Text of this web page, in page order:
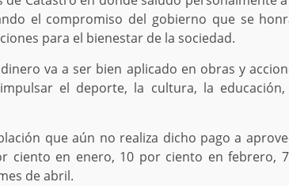
el compromiso del gobierno que se
para el bienestar de la sociedad.
va a ser bien aplicado en obras y
el deporte, la cultura, la
que aún no realiza dicho pago a
ciento en enero, 10 por ciento en febrero,
de abril.